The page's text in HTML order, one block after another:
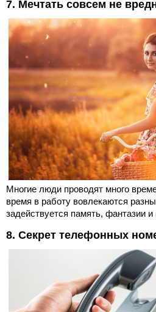
7. Мечтать совсем не
Многие люди проводят много
время в работу вовлекаются
задействуется память, фантазии
8. Секрет телефонных